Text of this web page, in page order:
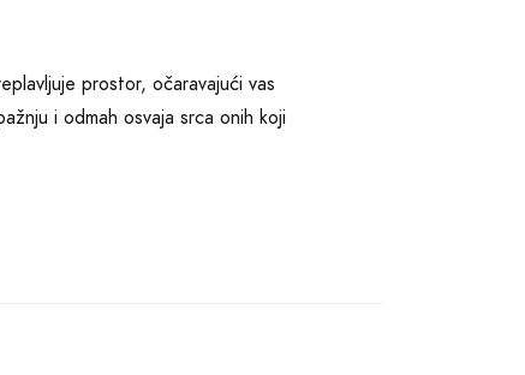
prostor, očaravajući vas
i odmah osvaja srca onih koji
mirisa. Na prvom mjestu su